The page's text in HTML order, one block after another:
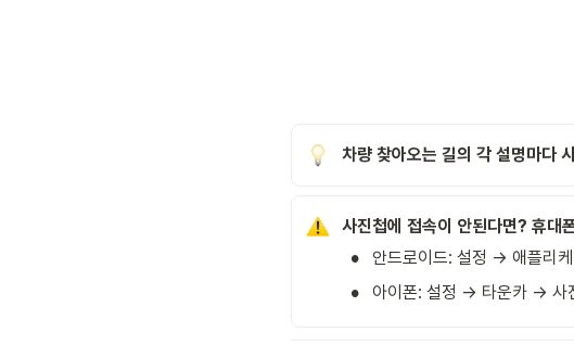
차량 찾아오는 길의 각 설명마다
사진첩에 접속이 안된다면? 휴대
• 안드로이드: 설정 → 애플리
• 아이폰: 설정 → 타운카 → 사